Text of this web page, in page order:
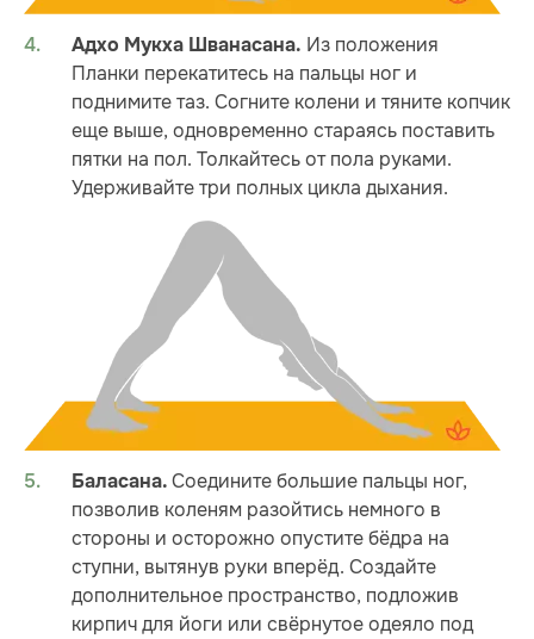
Адхо Мукха Шванасана. Из положения
Планки перекатитесь на пальцы ног и
поднимите таз. Согните колени и тяните копчик
еще выше, одновременно стараясь поставить
пятки на пол. Толкайтесь от пола руками.
Удерживайте три полных цикла дыхания.
Баласана. Соедините большие пальцы ног,
позволив коленям разойтись немного в
стороны и осторожно опустите бёдра на
ступни, вытянув руки вперёд. Создайте
дополнительное пространство, подложив
кирпич для йоги или свёрнутое одеяло под